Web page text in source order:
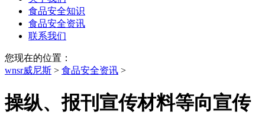
食品安全知识
食品安全资讯
联系我们
您现在的位置：
wnsr威尼斯 > 食品安全资讯 >
操纵、报刊宣传材料等向宣传